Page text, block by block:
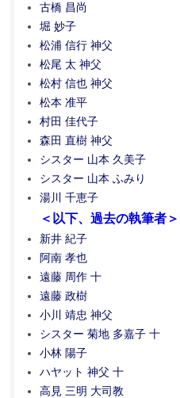
古橋 昌尚
堀 妙子
松浦 信行 神父
松尾 太 神父
松村 信也 神父
松本 准平
村田 佳代子
森田 直樹 神父
シスター 山本 久美子
シスター 山本 ふみり
湯川 千恵子
＜以下、過去の執筆者＞
新井 紀子
阿南 孝也
遠藤 周作 十
遠藤 政樹
小川 靖忠 神父
シスター 菊地 多嘉子 十
小林 陽子
ハヤット 神父 十
高見 三明 大司教